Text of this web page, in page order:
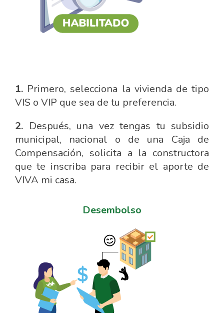
1. Primero, selecciona la vivienda de tipo
VIS o VIP que sea de tu preferencia.
2. Después, una vez tengas tu subsidio
municipal, nacional o de una Caja de
Compensación, solicita a la constructora
que te inscriba para recibir el aporte de
VIVA mi casa.
Desembolso